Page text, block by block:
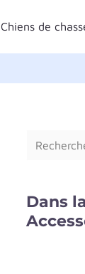
Chiens de
e
c
e
r
Dans